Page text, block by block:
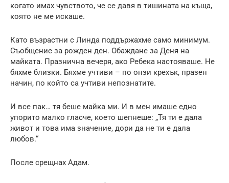
когато имах чувството, че се давя в тишината на къща,
която не ме искаше.
Като възрастни с Линда поддържахме само минимум.
Съобщение за рожден ден. Обаждане за Деня на
майката. Празнична вечеря, ако Ребека настояваше. Не
бяхме близки. Бяхме учтиви – по онзи крехък, празен
начин, по който са учтиви непознатите.
И все пак… тя беше майка ми. И в мен имаше едно
упорито малко гласче, което шепнеше: „Тя ти е дала
живот и това има значение, дори да не ти е дала
любов.“
После срещнах Адам.